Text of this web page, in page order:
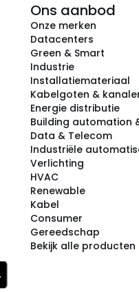
Ons aanbod
Onze merken
Datacenters
Green & Smart
Industrie
Installatiemateriaal
Kabelgoten &
Energie distributie
Building automation
Data & Telecom
Industriële
Verlichting
HVAC
Renewable
Kabel
Consumer
Gereedschap
Bekijk alle producten